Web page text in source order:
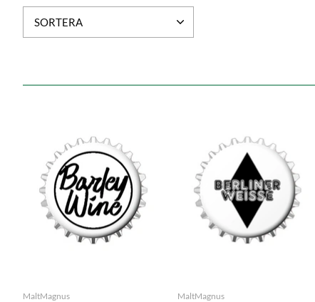
SORTERA
MaltMagnus MaltMagnus